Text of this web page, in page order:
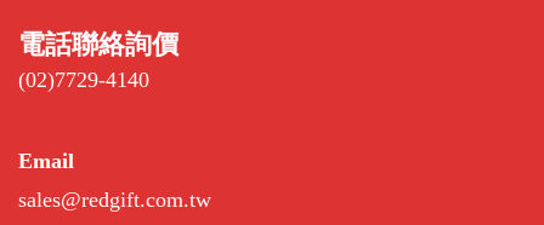
電話聯絡詢價
(02)7729-4140
Email
sales@redgift.com.tw